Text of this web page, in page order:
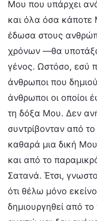
Μου που υπάρχει
και όλα όσα κάποτε
έδωσα στους
χρόνων —θα
γένος. Ωστόσο, εσύ
άνθρωποι που
άνθρωποι οι οποίοι
τη δόξα Μου. Δεν
συντρίβονταν από
καθαρά μια δική
και από το
Σατανά. Έτσι,
ότι θέλω μόνο
δημιουργηθεί από